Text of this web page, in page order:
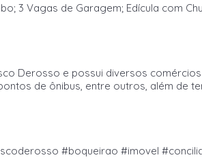
3 Vagas de Garagem; Edícula com
Derosso e possui diversos
de ônibus, entre outros, além de
#boqueirao #imovel